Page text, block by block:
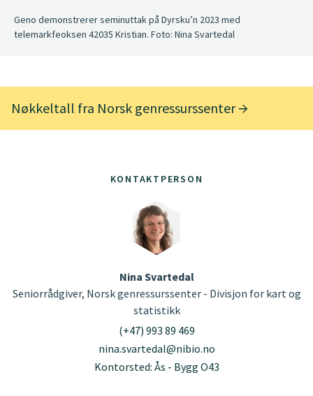
KONTAKTPERSON
Nina Svartedal
Seniorrådgiver, Norsk genressurssenter - Divisjon for kart og
statistikk
(+47) 993 89 469
nina.svartedal@nibio.no
Kontorsted: Ås - Bygg O43
Geno demonstrerer seminuttak på Dyrsku’n 2023 med
telemarkfeoksen 42035 Kristian. Foto: Nina Svartedal
Nøkkeltall fra Norsk genressurssenter